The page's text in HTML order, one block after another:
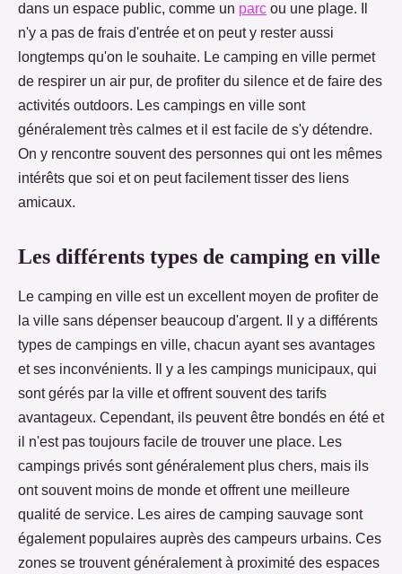
dans un espace public, comme un parc ou une plage. Il
n'y a pas de frais d'entrée et on peut y rester aussi
longtemps qu'on le souhaite. Le camping en ville permet
de respirer un air pur, de profiter du silence et de faire des
activités outdoors. Les campings en ville sont
généralement très calmes et il est facile de s'y détendre.
On y rencontre souvent des personnes qui ont les mêmes
intérêts que soi et on peut facilement tisser des liens
amicaux.
Les différents types de camping en ville
Le camping en ville est un excellent moyen de profiter de
la ville sans dépenser beaucoup d'argent. Il y a différents
types de campings en ville, chacun ayant ses avantages
et ses inconvénients. Il y a les campings municipaux, qui
sont gérés par la ville et offrent souvent des tarifs
avantageux. Cependant, ils peuvent être bondés en été et
il n'est pas toujours facile de trouver une place. Les
campings privés sont généralement plus chers, mais ils
ont souvent moins de monde et offrent une meilleure
qualité de service. Les aires de camping sauvage sont
également populaires auprès des campeurs urbains. Ces
zones se trouvent généralement à proximité des espaces